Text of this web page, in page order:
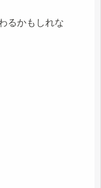
るかもしれな